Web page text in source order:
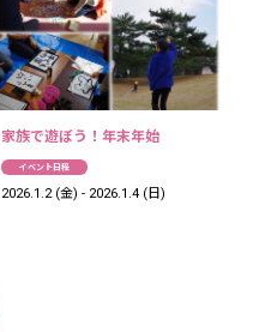
家族で遊ぼう！年末年始
イベント日程
2026.1.2 (金) - 2026.1.4 (日)